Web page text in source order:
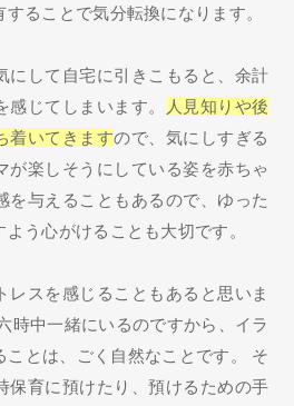
ることで気分転換になります。
にして自宅に引きこもると、余計
じてしまいます。
人見知りや後
着いてきますので、気にしすぎる
が楽しそうにしている姿を赤ちゃ
を与えることもあるので、ゆった
う心がけることも大切です。
レスを感じることもあると思いま
時中一緒にいるのですから、イラ
ことは、ごく自然なことです。 そ
保育に預けたり、預けるための手